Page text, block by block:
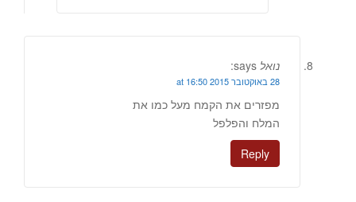
נואל says:
28 באוקטובר 2015 at 16:50
מפזרים את הקמח מעל כמו את
המלח והפלפל
Reply